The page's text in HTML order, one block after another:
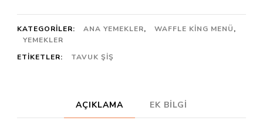
KATEGORILER: ANA YEMEKLER, WAFFLE KING MENÜ,
YEMEKLER
ETIKETLER:
TAVUK ŞIŞ
AÇIKLAMA EK BILGI